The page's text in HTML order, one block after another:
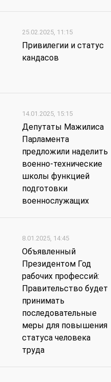
25.02.2025, 11:15
Привилегии и статус
кандасов
14.01.2025, 15:15
Депутаты Мажилиса
Парламента
предложили наделить
военно-технические
школы функцией
подготовки
военнослужащих
8.01.2025, 14:45
Объявленный
Президентом Год
рабочих профессий:
Правительство будет
принимать
последовательные
меры для повышения
статуса человека
труда